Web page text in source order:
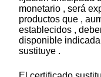
monetario , será
productos que ,
establecidos ,
disponible
sustituye .